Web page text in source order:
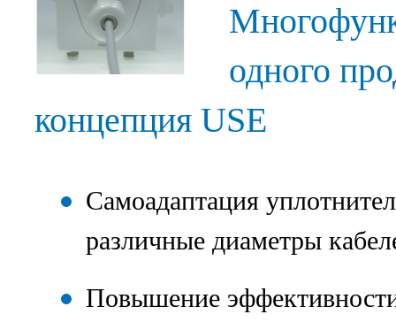
одного
концепция USE
Самоадаптация
различные диаметры
Повышение